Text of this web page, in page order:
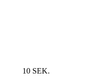
10 SEK.